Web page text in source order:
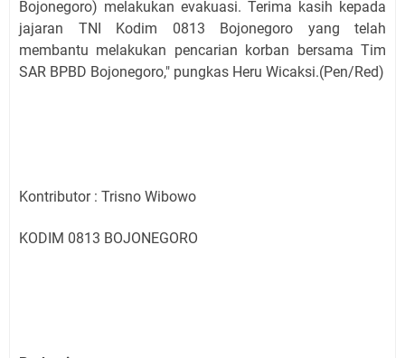
Bojonegoro) melakukan evakuasi. Terima kasih kepada
jajaran TNI Kodim 0813 Bojonegoro yang telah
membantu melakukan pencarian korban bersama Tim
SAR BPBD Bojonegoro," pungkas Heru Wicaksi.(Pen/Red)
Kontributor : Trisno Wibowo
KODIM 0813 BOJONEGORO